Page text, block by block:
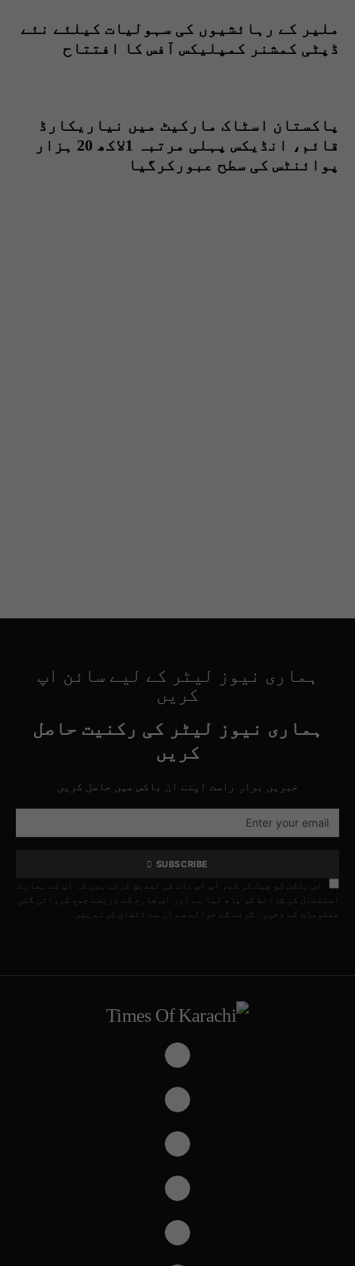
ملیر کے رہائشیوں کی سہولیات کیلئے نئے
ڈپٹی کمشنر کمپلیکس آفس کا افتتاح
پاکستان اسٹاک مارکیٹ میں نیاریکارڈ
قائم، انڈیکس پہلی مرتبہ 1لاکھ 20 ہزار
پوائنٹس کی سطح عبورکرگیا
ہماری نیوز لیٹر کے لیے سائن اپ
کریں
ہماری نیوز لیٹر کی رکنیت حاصل
کریں
خبریں براہِ راست اپنے ان باکس میں حاصل کریں
SUBSCRIBE
اس باکس کو چیک کر کے، آپ اس بات کی تصدیق کرتے ہیں کہ آپ نے ہمارے
استعمال کی شرائط کو پڑھ لیا ہے اور اس فارم کے ذریعے جمع کروائی گئی
معلومات کے ذخیرہ کرنے کے حوالے سے ان سے اتفاق کرتے ہیں۔